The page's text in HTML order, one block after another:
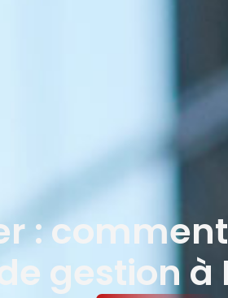
:
gestion à